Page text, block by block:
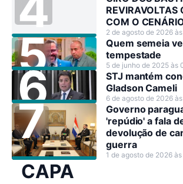
REVIRAVOLTAS
COM O
2 de agosto de 2026
Quem semeia
tempestade
5 de junho de 2025 às
STJ mantém
Gladson Cameli
6 de agosto de 2026
Governo paraguaio
'repúdio' a fala
devolução de
guerra
1 de agosto de 2026
CAPA